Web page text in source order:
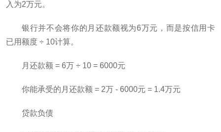
入为2万元。
银行并不会将你的月还款额视为6万元，而是按信用卡
已用额度 ÷ 10计算。
月还款额 = 6万 ÷ 10 = 6000元
你能承受的月还款额 = 2万 - 6000元 = 1.4万元
贷款负债